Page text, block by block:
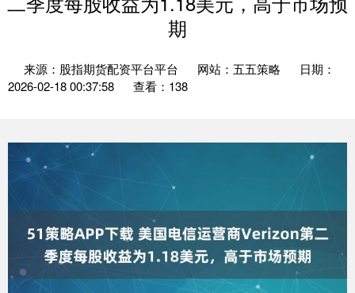
期
来源：股指期货配资平台平台 网站：五五策略
日期：
2026-02-18 00:37:58
查看：138